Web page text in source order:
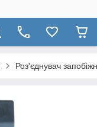
Роз'єднувач